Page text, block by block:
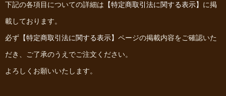
下記の各項目についての詳細は 【特定商取引法に関する表示】 に掲
載しております。
必ず 【特定商取引法に関する表示】 ページの掲載内容をご確認いた
だき、ご了承のうえでご注文ください。
よろしくお願いいたします。